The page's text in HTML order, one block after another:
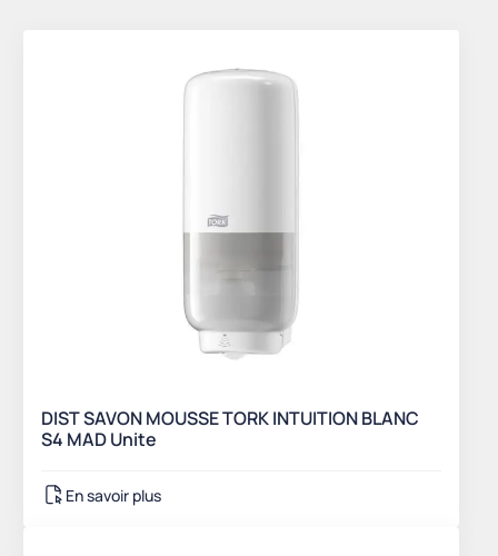
DIST SAVON MOUSSE TORK INTUITION BLANC
S4 MAD Unite
En savoir plus